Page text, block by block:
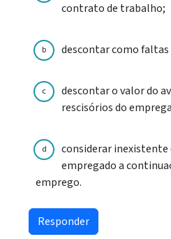
contrato de trabalho;
b descontar como
c
descontar o valor do
rescisórios do
d
considerar inexistente
empregado a
emprego.